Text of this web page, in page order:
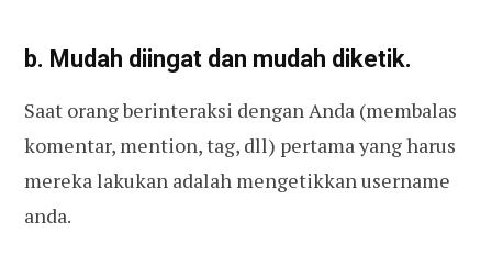
b. Mudah diingat dan mudah diketik.
Saat orang berinteraksi dengan Anda (membalas
komentar, mention, tag, dll) pertama yang harus
mereka lakukan adalah mengetikkan username
anda.